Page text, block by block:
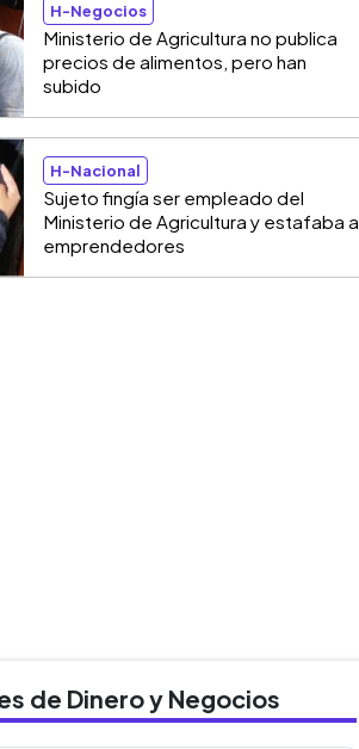
H-Negocios
Ministerio de Agricultura no publica
precios de alimentos, pero han
subido
H-Nacional
Sujeto fingía ser empleado del
Ministerio de Agricultura y estafaba a
emprendedores
de Dinero y Negocios